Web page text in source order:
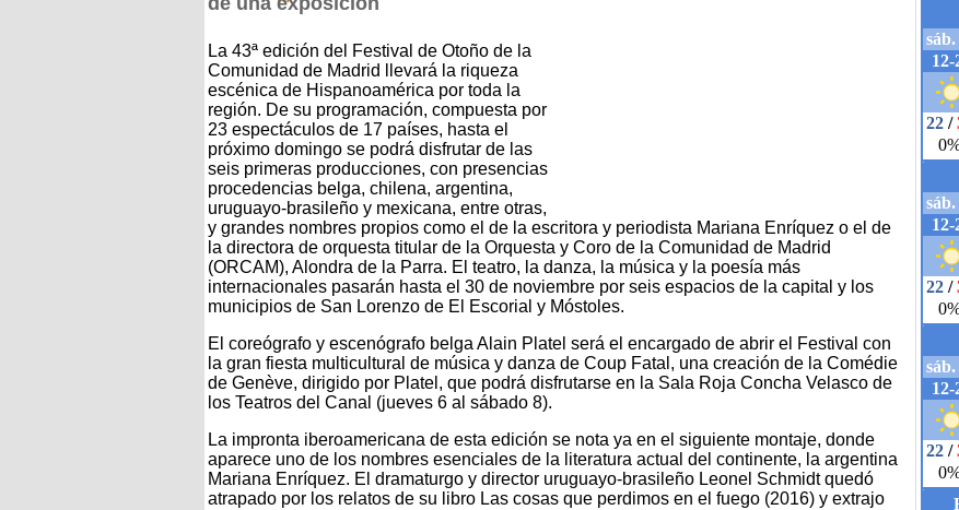
La 43ª edición del Festival de Otoño de la
Comunidad de Madrid llevará la riqueza
escénica de Hispanoamérica por toda la
región. De su programación, compuesta por
23 espectáculos de 17 países, hasta el
próximo domingo se podrá disfrutar de las
seis primeras producciones, con presencias
procedencias belga, chilena, argentina,
uruguayo-brasileño y mexicana, entre otras,
y grandes nombres propios como el de la escritora y periodista Mariana Enríquez o el de
la directora de orquesta titular de la Orquesta y Coro de la Comunidad de Madrid
(ORCAM), Alondra de la Parra. El teatro, la danza, la música y la poesía más
internacionales pasarán hasta el 30 de noviembre por seis espacios de la capital y los
municipios de San Lorenzo de El Escorial y Móstoles.
El coreógrafo y escenógrafo belga Alain Platel será el encargado de abrir el Festival con
la gran fiesta multicultural de música y danza de Coup Fatal, una creación de la Comédie
de Genève, dirigido por Platel, que podrá disfrutarse en la Sala Roja Concha Velasco de
los Teatros del Canal (jueves 6 al sábado 8).
La impronta iberoamericana de esta edición se nota ya en el siguiente montaje, donde
aparece uno de los nombres esenciales de la literatura actual del continente, la argentina
Mariana Enríquez. El dramaturgo y director uruguayo-brasileño Leonel Schmidt quedó
atrapado por los relatos de su libro Las cosas que perdimos en el fuego (2016) y extrajo